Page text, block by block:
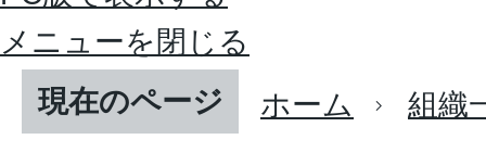
メニューを閉じる
現在のページ
ホーム 組織